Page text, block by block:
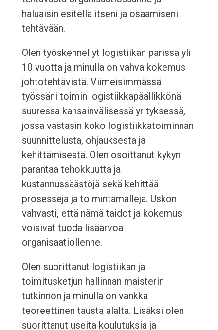
haluaisin esitellä itseni ja osaamiseni
tehtävään.
Olen työskennellyt logistiikan parissa yli
10 vuotta ja minulla on vahva kokemus
johtotehtävistä. Viimeisimmässä
työssäni toimin logistiikkapäällikkönä
suuressa kansainvälisessä yrityksessä,
jossa vastasin koko logistiikkatoiminnan
suunnittelusta, ohjauksesta ja
kehittämisestä. Olen osoittanut kykyni
parantaa tehokkuutta ja
kustannussäästöjä sekä kehittää
prosesseja ja toimintamalleja. Uskon
vahvasti, että nämä taidot ja kokemus
voisivat tuoda lisäarvoa
organisaatiollenne.
Olen suorittanut logistiikan ja
toimitusketjun hallinnan maisterin
tutkinnon ja minulla on vankka
teoreettinen tausta alalta. Lisäksi olen
suorittanut useita koulutuksia ja